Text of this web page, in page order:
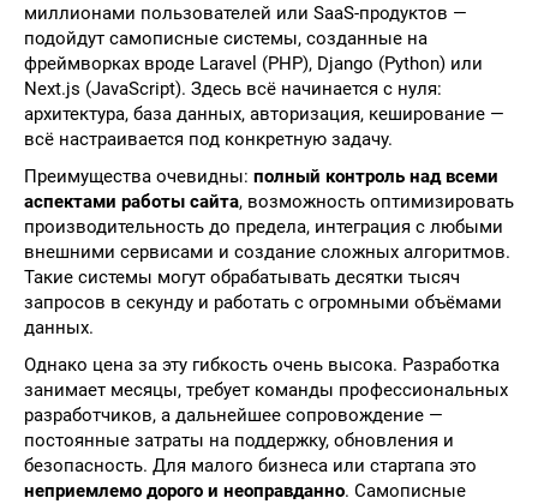
миллионами пользователей или SaaS-продуктов —
подойдут самописные системы, созданные на
фреймворках вроде Laravel (PHP), Django (Python) или
Next.js (JavaScript). Здесь всё начинается с нуля:
архитектура, база данных, авторизация, кеширование —
всё настраивается под конкретную задачу.
Преимущества очевидны: полный контроль над всеми
аспектами работы сайта, возможность оптимизировать
производительность до предела, интеграция с любыми
внешними сервисами и создание сложных алгоритмов.
Такие системы могут обрабатывать десятки тысяч
запросов в секунду и работать с огромными объёмами
данных.
Однако цена за эту гибкость очень высока. Разработка
занимает месяцы, требует команды профессиональных
разработчиков, а дальнейшее сопровождение —
постоянные затраты на поддержку, обновления и
безопасность. Для малого бизнеса или стартапа это
неприемлемо дорого и неоправданно. Самописные